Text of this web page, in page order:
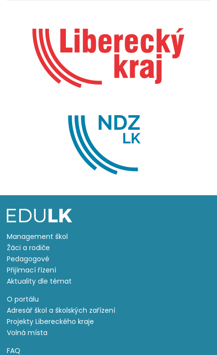
Management škol
Žáci a rodiče
Pedagogové
Přijímací řízení
Aktuality dle témat
O portálu
Adresář škol a školských zařízení
Projekty Libereckého kraje
Volná místa
FAQ